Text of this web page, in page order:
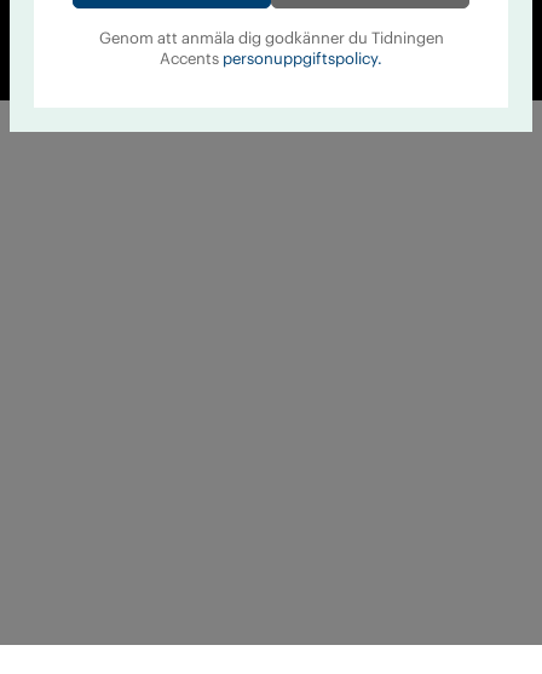
© Tidningen Accent 2026
Cookiepolicy
Personuppgiftspolicy
Genom att anmäla dig godkänner du Tidningen
Accents personuppgiftspolicy.